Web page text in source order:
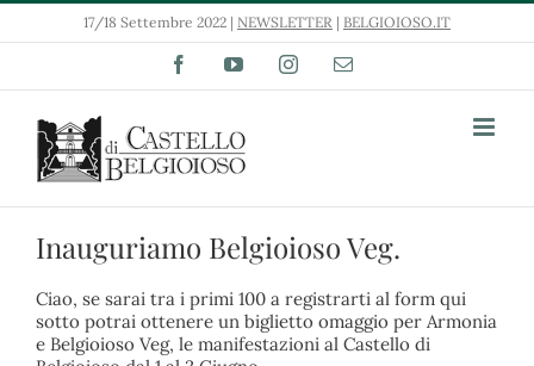
Salta
17/18 Settembre 2022 | NEWSLETTER | BELGIOIOSO.IT
FacebookYouTubeInstagramEmail
Inauguriamo Belgioioso Veg.
Ciao, se sarai tra i primi 100 a registrarti al form qui
sotto potrai ottenere un biglietto omaggio per Armonia
e Belgioioso Veg, le manifestazioni al Castello di